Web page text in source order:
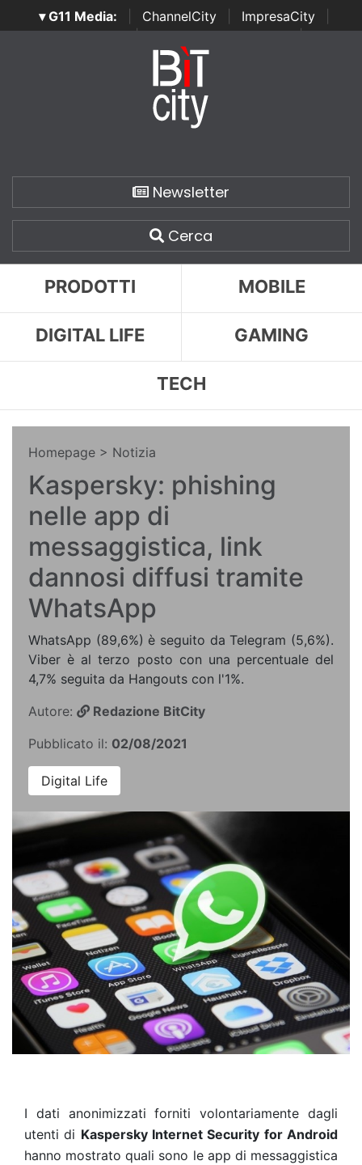
▾ G11 Media: ChannelCity ImpresaCity
SecurityOpenLab | Italian Channel Awards | Italian
Italian Security Awards
Newsletter
Cerca
PRODOTTI MOBILE
DIGITAL LIFE GAMING
TECH
Homepage > Notizia
Kaspersky: phishing
nelle app di
messaggistica, link
dannosi diffusi tramite
WhatsApp
WhatsApp (89,6%) è seguito da Telegram (5,6%).
Viber è al terzo posto con una percentuale del
4,7% seguita da Hangouts con l'1%.
Autore:
Redazione BitCity
Pubblicato il: 02/08/2021
Digital Life
I dati anonimizzati forniti volontariamente dagli
utenti di Kaspersky Internet Security for Android
hanno mostrato quali sono le app di messaggistica